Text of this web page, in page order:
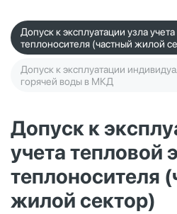
Допуск к эксплуатации узла
теплоносителя (частный жилой
Допуск к эксплуатации
горячей воды в МКД
Допуск к
учета тепловой
теплоносителя
жилой сектор)